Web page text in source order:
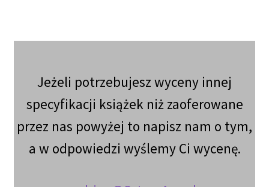
Jeżeli potrzebujesz wyceny innej
specyfikacji książek niż zaoferowane
przez nas powyżej to napisz nam o tym,
a w odpowiedzi wyślemy Ci wycenę.